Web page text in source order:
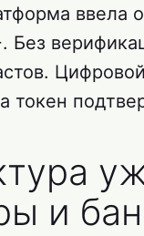
ввела
Без
токен
и